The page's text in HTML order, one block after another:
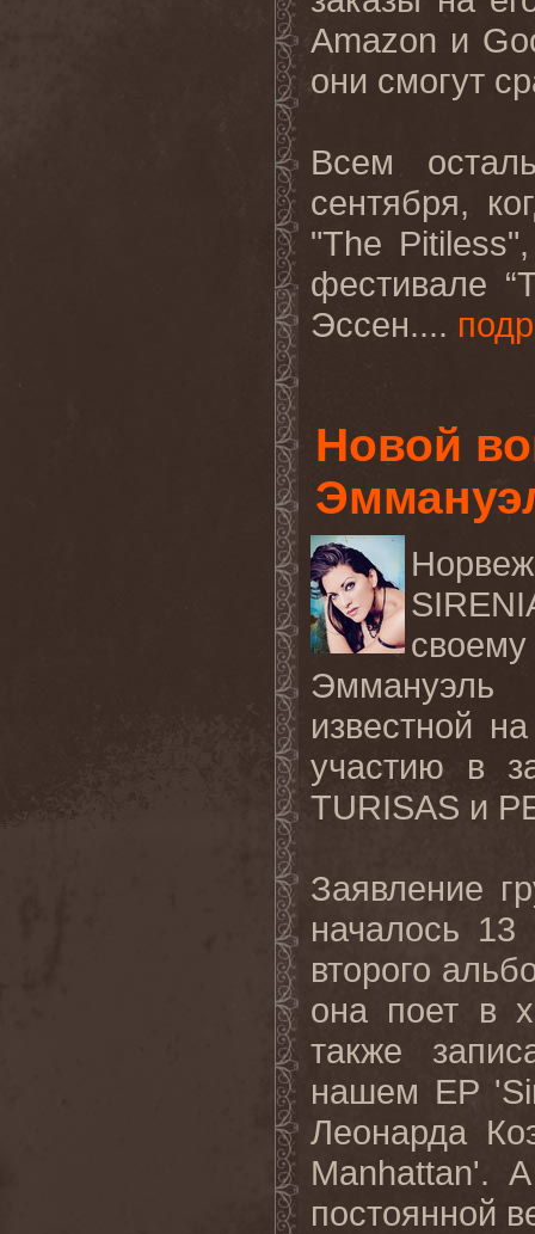
Amazon и
они смогут
Всем
сентября,
"The Pitiless
фестивале “
Эссен....
Новой
известной
участию в
TURISAS и
Заявление
началось
второго
она поет в
также
нашем EP '
Леонарда
Manhattan'. А
постоянной